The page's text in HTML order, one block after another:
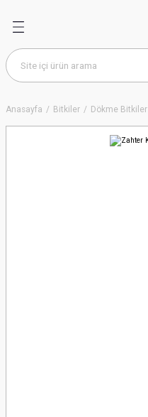
Anasayfa Bitkiler Dökme Bitkiler